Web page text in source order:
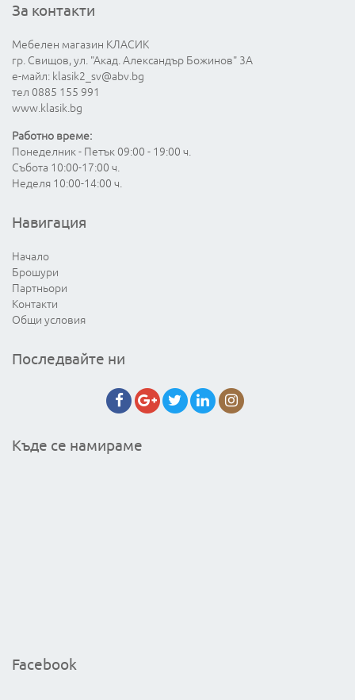
За контакти
Мебелен магазин КЛАСИК
гр. Свищов, ул. "Акад. Александър Божинов" 3А
е-майл: klasik2_sv@abv.bg
тел 0885 155 991
www.klasik.bg
Работно време:
Понеделник - Петък 09:00 - 19:00 ч.
Събота 10:00-17:00 ч.
Неделя 10:00-14:00 ч.
Навигация
Начало
Брошури
Партньори
Контакти
Общи условия
Последвайте ни
Къде се намираме
Facebook